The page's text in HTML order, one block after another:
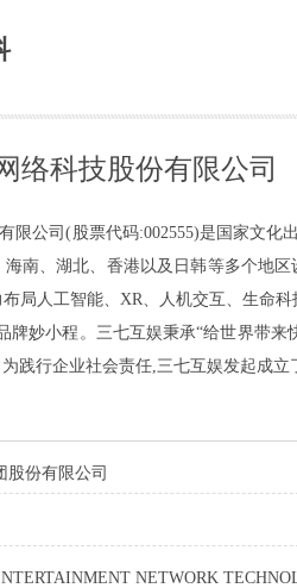
络科技股份有限公司
限公司(股票代码:002555)是国家文
南、湖北、香港以及日韩等多个地
局人工智能、XR、人机交互、生命
牌妙小程。三七互娱秉承“给世界带
践行企业社会责任,三七互娱发起成
股份有限公司
NETWORK